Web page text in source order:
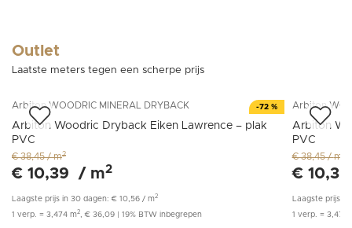
Outlet
Laatste meters tegen een scherpe prijs
-72%
GRATIS STAAL
Arbiton WOODRIC MINERAL DRYBACK
Arbiton Woodric Dryback Eiken Lawrence – plak
PVC
€ 38,45/m2
€ 10,39 / m2
Laagste prijs in 30 dagen: € 10,56 / m2
1 verp. = 3,474 m2,€ 36,09 19% BTW inbegrepen
Arbiton
Arbiton
PVC
€ 38,45/m
€ 10,39
Laagste prijs in
1 verp. = 3,474